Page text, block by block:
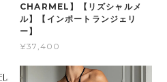
CHARMEL】【リズシャルメ
ル】【インポートランジェリ
ー】
¥37,400